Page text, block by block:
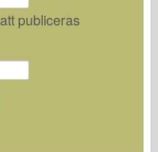
publiceras